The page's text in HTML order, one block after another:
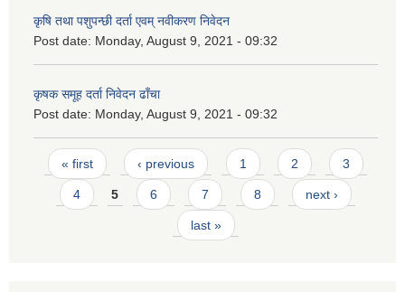
कृषि तथा पशुपन्छी दर्ता एवम् नवीकरण निवेदन
Post date: Monday, August 9, 2021 - 09:32
कृषक समूह दर्ता निवेदन ढाँचा
Post date: Monday, August 9, 2021 - 09:32
Pages
« first ‹ previous 1 2 3
4 5 6 7 8 next ›
last »